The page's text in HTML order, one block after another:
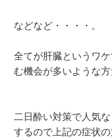
などなど・・・・。
全てが肝臓というワ
む機会が多いような方
二日酔い対策で人気な
するので上記の症状の